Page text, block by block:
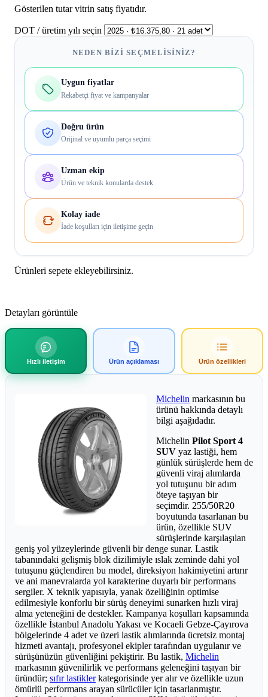
Gösterilen tutar vitrin satış fiyatıdır.
DOT / üretim yılı seçin
NEDEN BIZI SEÇMELISINIZ?
Uygun fiyatlar
Rekabetçi fiyat ve kampanyalar
Doğru ürün
Orijinal ve uyumlu parça seçimi
Uzman ekip
Ürün ve teknik konularda destek
Kolay iade
İade koşulları için iletişime geçin
Ürünleri sepete ekleyebilirsiniz.
Detayları görüntüle
Hızlı iletişim Ürün açıklaması Ürün özellikleri
Michelin markasının bu
ürünü hakkında detaylı
bilgi aşağıdadır.
Michelin Pilot Sport 4
SUV yaz lastiği, hem
günlük sürüşlerde hem de
güvenli viraj alımlarda
yol tutuşunu bir adım
öteye taşıyan bir
seçimdir. 255/50R20
boyutunda tasarlanan bu
ürün, özellikle SUV
sürüşlerinde karşılaşılan
geniş yol yüzeylerinde güvenli bir denge sunar. Lastik
tabanındaki gelişmiş blok dizilimiyle ıslak zeminde dahi yol
tutuşunu güçlendiren bu model, direksiyon hakimiyetini artırır
ve ani manevralarda yol karakterine duyarlı bir performans
sergiler. X teknik yapısıyla, yanak özelliğinin optimise
edilmesiyle konforlu bir sürüş deneyimi sunarken hızlı viraj
alma yeteneğini de destekler. Kampanya koşulları kapsamında
özellikle İstanbul Anadolu Yakası ve Kocaeli Gebze-Çayırova
bölgelerinde 4 adet ve üzeri lastik alımlarında ücretsiz montaj
hizmeti avantajı, profesyonel ekipler tarafından uygulanır ve
sürüşünüzün güvenliğini pekiştirir. Bu lastik, Michelin
markasının güvenilirlik ve performans geleneğini taşıyan bir
üründür; sıfır lastiklerkategorisinde yer alır ve özellikle uzun
ömürlü performans arayan sürücüler için tasarlanmıştır.